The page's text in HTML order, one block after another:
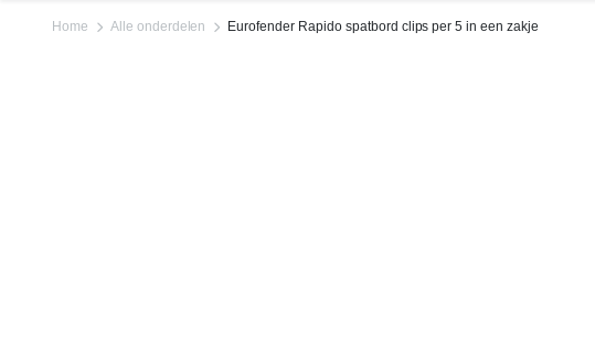
Home Alle onderdelen Eurofender Rapido spatbord clips per 5 in een zakje